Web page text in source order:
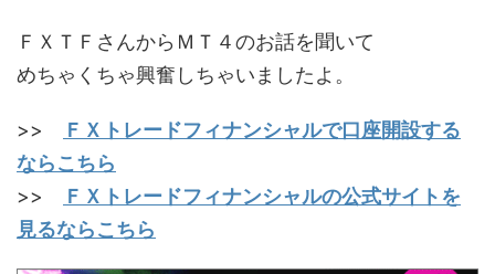
ＦＸＴＦさんからＭＴ４のお話を聞いて
めちゃくちゃ興奮しちゃいましたよ。
>>
ＦＸトレードフィナンシャルで口座開設する
ならこちら
>>
ＦＸトレードフィナンシャルの公式サイトを
見るならこちら